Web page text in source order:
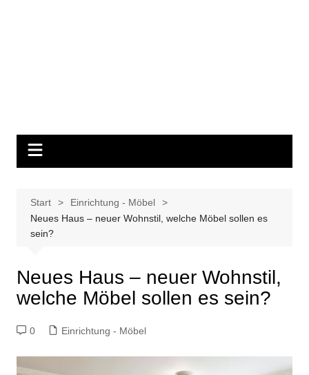
Start
Einrichtung - Möbel
Neues Haus – neuer Wohnstil, welche Möbel sollen es
sein?
Neues Haus – neuer Wohnstil,
welche Möbel sollen es sein?
0 Einrichtung - Möbel